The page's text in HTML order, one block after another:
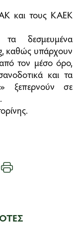
και τους ΚΑΕΚ
δεσµευµένα
καθώς υπάρχουν
τον µέσο όρο,
και τα
ξεπερνούν σε